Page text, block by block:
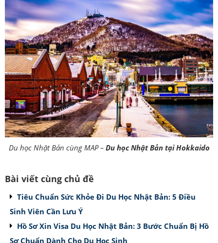
Du học Nhật Bản cùng MAP – Du học Nhật Bản tại Hokkaido
Bài viết cùng chủ đề
Tiêu Chuẩn Sức Khỏe Đi Du Học Nhật Bản: 5 Điều
Sinh Viên Cần Lưu Ý
Hồ Sơ Xin Visa Du Học Nhật Bản: 3 Bước Chuẩn Bị Hồ
Sơ Chuẩn Dành Cho Du Học Sinh